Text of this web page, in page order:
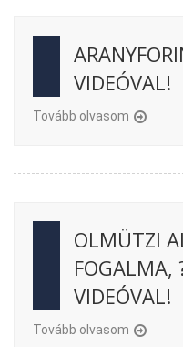
VIDEÓVAL!
Tovább olvasom
OLMÜTZI
FOGALMA,
VIDEÓVAL!
Tovább olvasom